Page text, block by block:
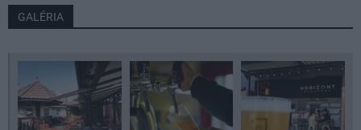
GALÉRIA